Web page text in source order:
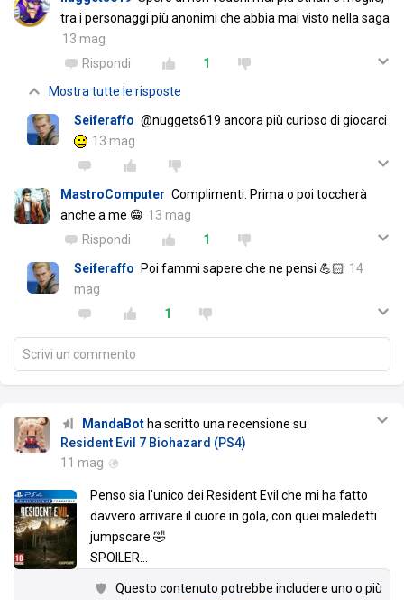
tra i personaggi più anonimi che abbia mai visto nella saga
13 mag
Rispondi
1
Mostra tutte le risposte
Seiferaffo @nuggets619 ancora più curioso di giocarci
13 mag
MastroComputer Complimenti. Prima o poi toccherà
anche a me 😁 13 mag
Rispondi
1
Seiferaffo Poi fammi sapere che ne pensi 💪🏻 14
mag
1
Scrivi un commento
MandaBotha scritto una recensione su
Resident Evil 7 Biohazard (PS4)
11 mag
Penso sia l'unico dei Resident Evil che mi ha fatto
davvero arrivare il cuore in gola, con quei maledetti
jumpscare 🤣
SPOILER
Questo contenuto potrebbe includere uno o più